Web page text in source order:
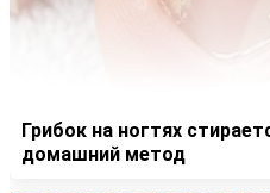
Грибок на ногтях
домашний метод